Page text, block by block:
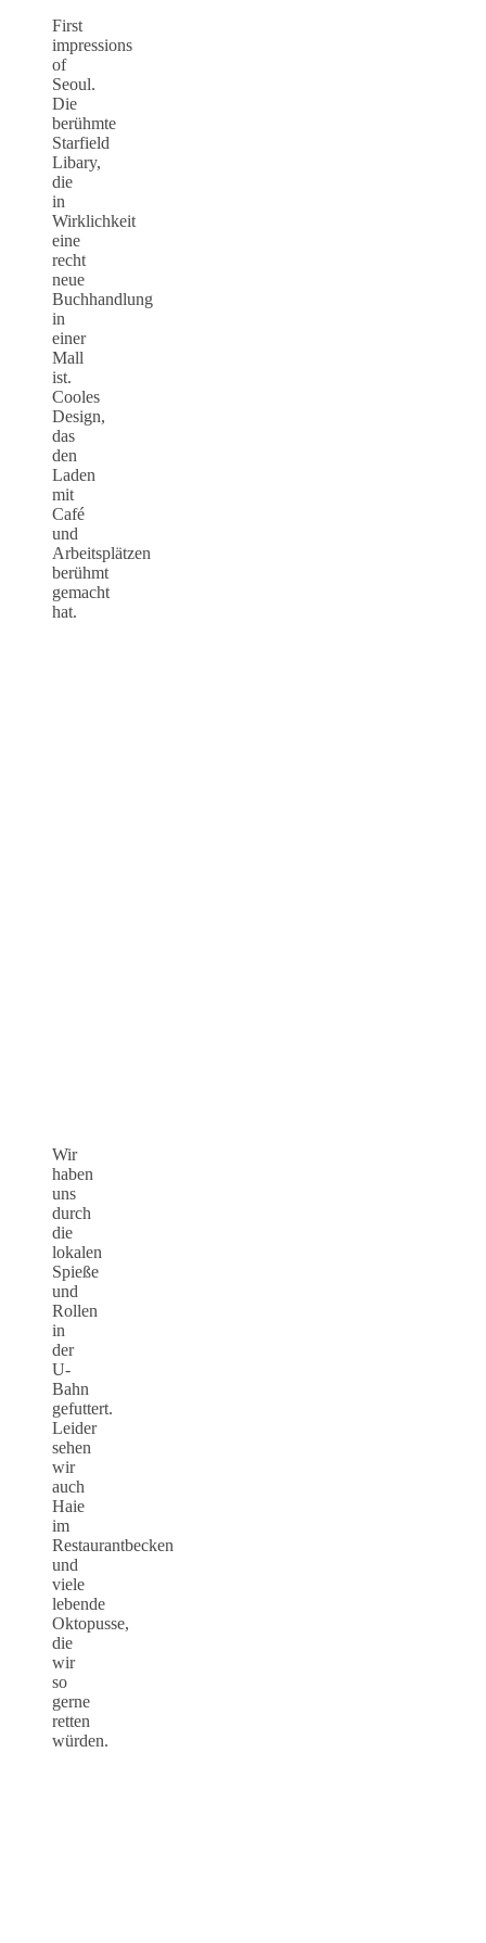
First
impressions
of
Seoul.
Die
berühmte
Starfield
Libary,
die
in
Wirklichkeit
eine
recht
neue
Buchhandlung
in
einer
Mall
ist.
Cooles
Design,
das
den
Laden
mit
Café
und
Arbeitsplätzen
berühmt
gemacht
hat.
Wir
haben
uns
durch
die
lokalen
Spieße
und
Rollen
in
der
U-
Bahn
gefuttert.
Leider
sehen
wir
auch
Haie
im
Restaurantbecken
und
viele
lebende
Oktopusse,
die
wir
so
gerne
retten
würden.